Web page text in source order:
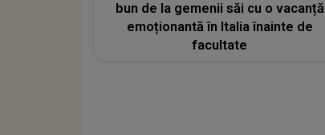
bun de la gemenii săi cu o vacanță
emoționantă în Italia înainte de
facultate